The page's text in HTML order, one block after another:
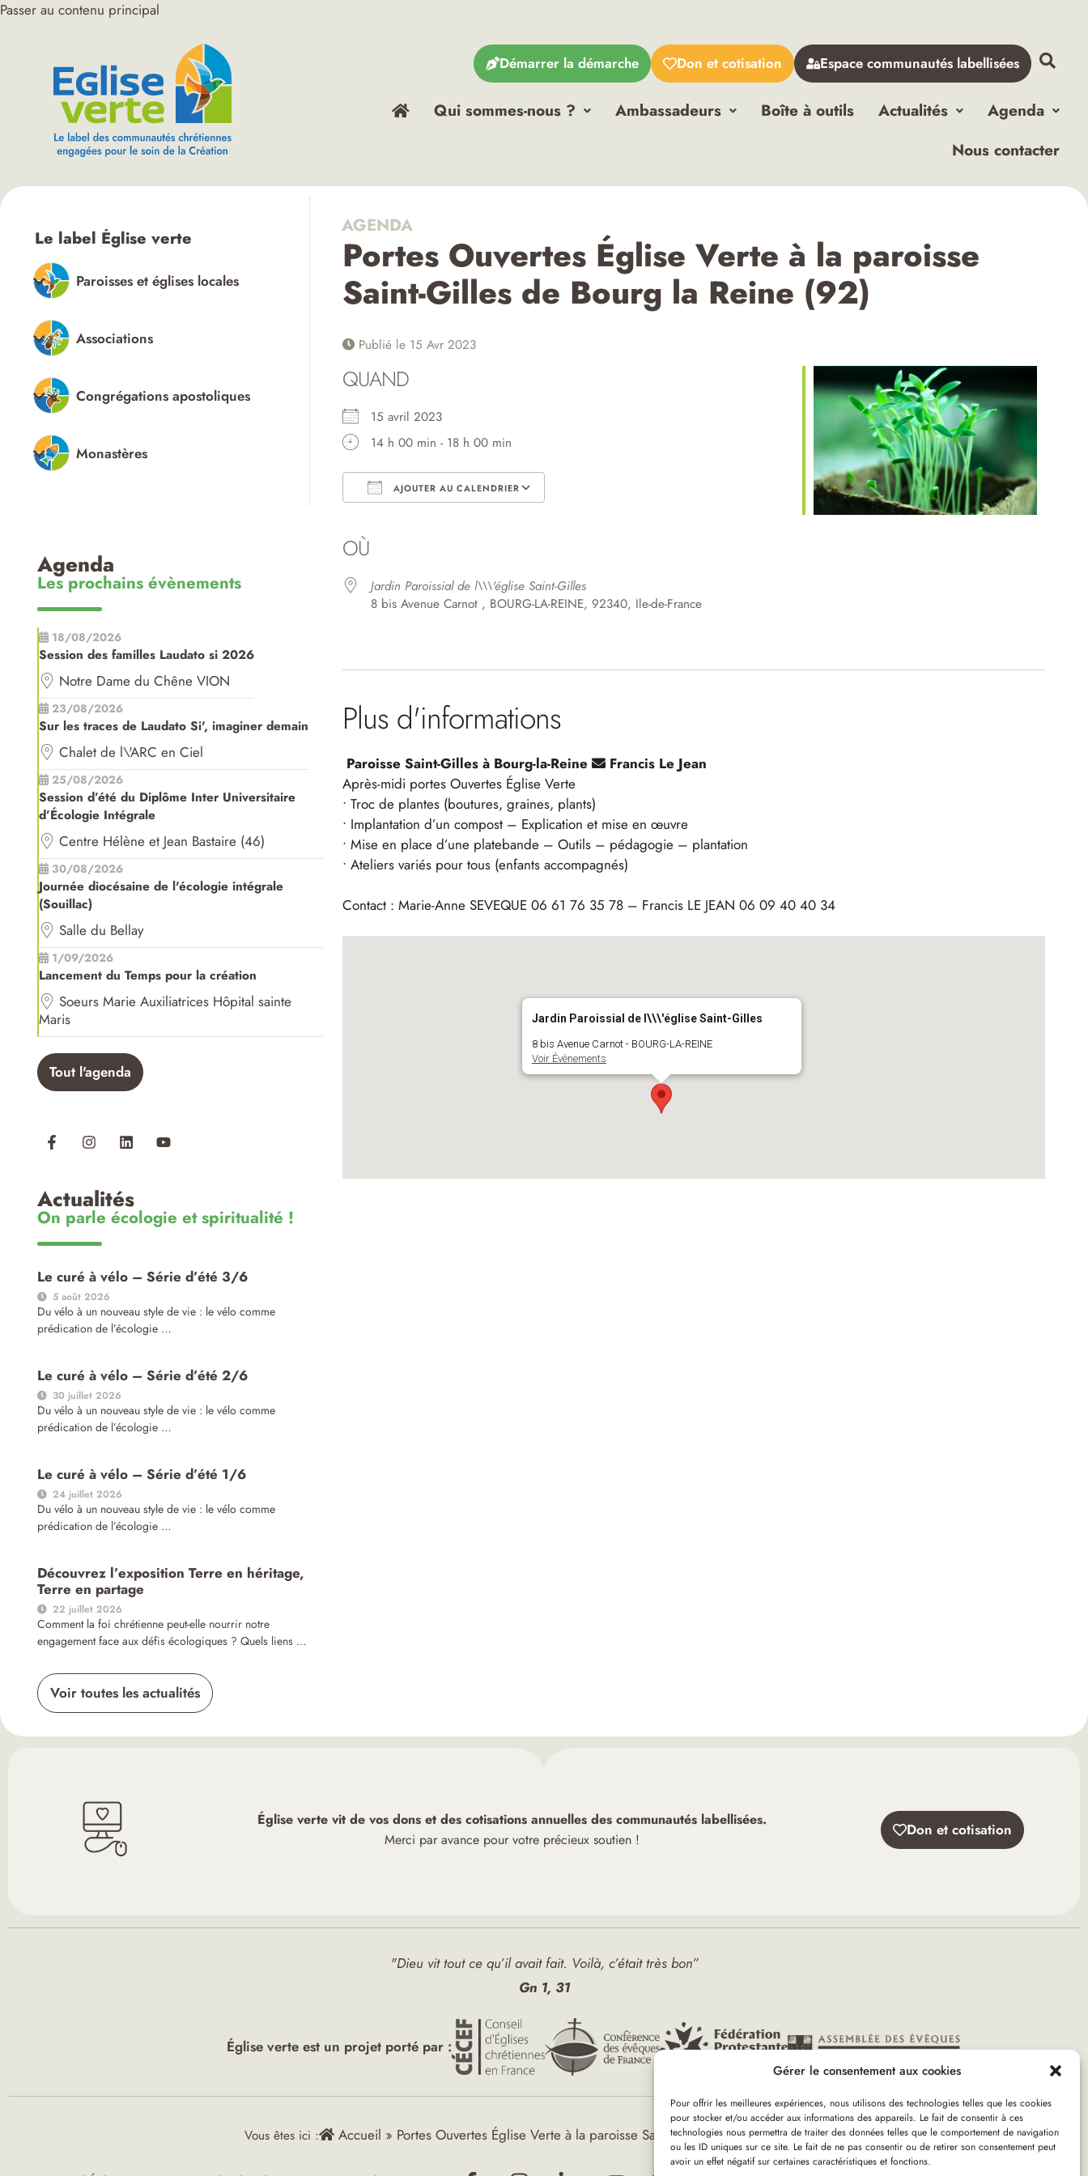
Gérer le consentement aux cookies
Pour offrir les meilleures expériences, nous utilisons des technologies telles que les cookies
pour stocker et/ou accéder aux informations des appareils. Le fait de consentir à ces
technologies nous permettra de traiter des données telles que le comportement de navigation
ou les ID uniques sur ce site. Le fait de ne pas consentir ou de retirer son consentement peut
avoir un effet négatif sur certaines caractéristiques et fonctions.
Passer au contenu principal
Démarrer la démarche Don et cotisation Espace communautés labellisées
Qui sommes-nous ? Ambassadeurs Boîte à outils Actualités
Agenda
Nous contacter
Le label Église verte
Paroisses et églises locales
Associations
Congrégations apostoliques
Monastères
Agenda
Les prochains évènements
18/08/2026
Session des familles Laudato si 2026
Notre Dame du Chêne VION
23/08/2026
Sur les traces de Laudato Si', imaginer demain
Chalet de l\'ARC en Ciel
25/08/2026
Session d’été du Diplôme Inter Universitaire
d’Écologie Intégrale
Centre Hélène et Jean Bastaire (46)
30/08/2026
Journée diocésaine de l'écologie intégrale
(Souillac)
Salle du Bellay
1/09/2026
Lancement du Temps pour la création
Soeurs Marie Auxiliatrices Hôpital sainte
Maris
Tout l'agenda
Actualités
On parle écologie et spiritualité !
Le curé à vélo – Série d’été 3/6
5 août 2026
Du vélo à un nouveau style de vie : le vélo comme
prédication de l’écologie …
Le curé à vélo – Série d’été 2/6
30 juillet 2026
Du vélo à un nouveau style de vie : le vélo comme
prédication de l’écologie …
Le curé à vélo – Série d’été 1/6
24 juillet 2026
Du vélo à un nouveau style de vie : le vélo comme
prédication de l’écologie …
Découvrez l’exposition Terre en héritage,
Terre en partage
22 juillet 2026
Comment la foi chrétienne peut-elle nourrir notre
engagement face aux défis écologiques ? Quels liens …
Voir toutes les actualités
AGENDA
Portes Ouvertes Église Verte à la paroisse
Saint-Gilles de Bourg la Reine (92)
Publié le 15 Avr 2023
QUAND
15 avril 2023
14 h 00 min - 18 h 00 min
AJOUTER AU CALENDRIER
iCalendar Office 365
OÙ
Jardin Paroissial de l\\\'église Saint-Gilles
8 bis Avenue Carnot , BOURG-LA-REINE, 92340, Ile-de-France
Plus d'informations
Paroisse Saint-Gilles à Bourg-la-Reine
Francis Le Jean
Après-midi portes Ouvertes Église Verte
• Troc de plantes (boutures, graines, plants)
• Implantation d’un compost – Explication et mise en œuvre
• Mise en place d’une platebande – Outils – pédagogie – plantation
• Ateliers variés pour tous (enfants accompagnés)
Contact : Marie-Anne SEVEQUE 06 61 76 35 78 – Francis LE JEAN 06 09 40 40 34
Jardin Paroissial de l\\\'église Saint-Gilles
8 bis Avenue Carnot - BOURG-LA-REINE
Voir Évènements
Église verte vit de vos dons et des cotisations annuelles des communautés labellisées.
Merci par avance pour votre précieux soutien !
Don et cotisation
"Dieu vit tout ce qu’il avait fait. Voilà, c’était très bon”
Gn 1, 31
Église verte est un projet porté par :
Vous êtes ici : Accueil » Portes Ouvertes Église Verte à la paroisse Saint-Gilles de Bourg la Reine (92)